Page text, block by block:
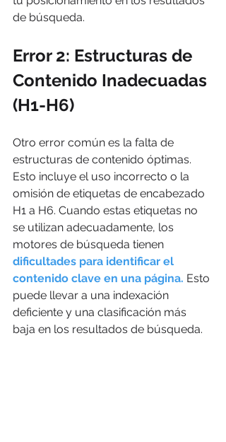
de búsqueda.
Error 2: Estructuras de
Contenido Inadecuadas
(H1-H6)
Otro error común es la falta de
estructuras de contenido óptimas.
Esto incluye el uso incorrecto o la
omisión de etiquetas de encabezado
H1 a H6. Cuando estas etiquetas no
se utilizan adecuadamente, los
motores de búsqueda tienen
dificultades para identificar el
contenido clave en una página. Esto
puede llevar a una indexación
deficiente y una clasificación más
baja en los resultados de búsqueda.